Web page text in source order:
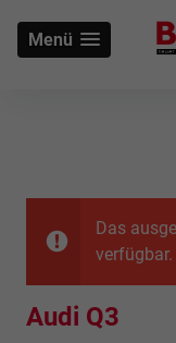
Menü
Das
verfügbar.
Audi Q3